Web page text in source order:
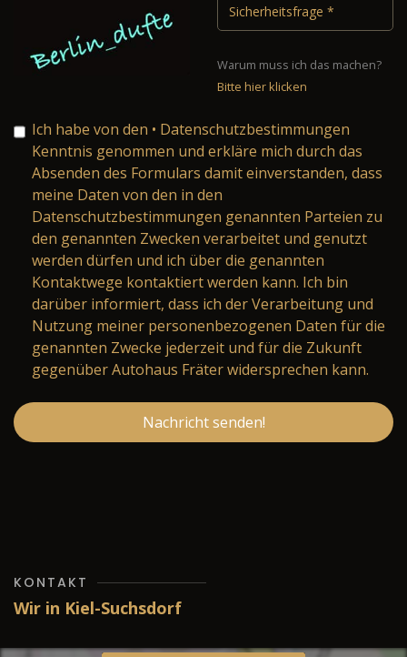
Warum muss ich das machen?
Bitte hier klicken
Ich habe von den • Datenschutzbestimmungen
Kenntnis genommen und erkläre mich durch das
Absenden des Formulars damit einverstanden, dass
meine Daten von den in den
Datenschutzbestimmungen genannten Parteien zu
den genannten Zwecken verarbeitet und genutzt
werden dürfen und ich über die genannten
Kontaktwege kontaktiert werden kann. Ich bin
darüber informiert, dass ich der Verarbeitung und
Nutzung meiner personenbezogenen Daten für die
genannten Zwecke jederzeit und für die Zukunft
gegenüber Autohaus Fräter widersprechen kann.
Nachricht senden!
KONTAKT
Wir in Kiel-Suchsdorf